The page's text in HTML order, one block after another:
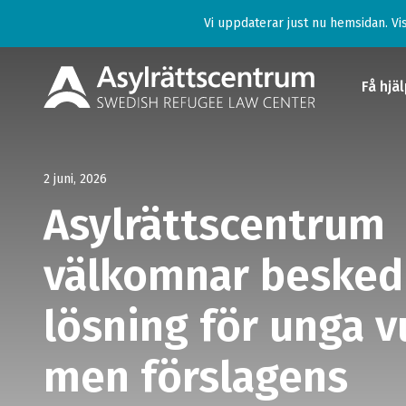
Vi uppdaterar just nu hemsidan.
Få
Lär
2 juni, 2026
Asylrättscentrum
välkomnar
lösning för unga
men förslagens